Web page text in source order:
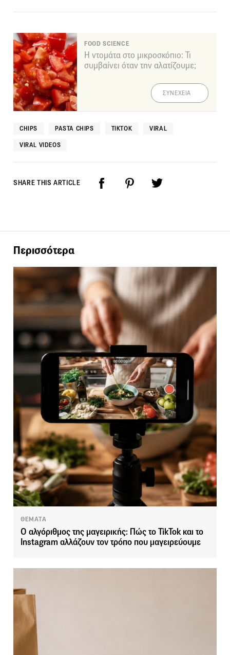
FOOD SCIENCE
Η ντομάτα στο μικροσκόπιο: Τι
συμβαίνει όταν την αλατίζουμε;
ΣΥΝΕΧΕΙΑ
CHIPS PASTA CHIPS TIKTOK VIRAL
VIRAL VIDEOS
SHARE THIS ARTICLE
Περισσότερα
ΘΕΜΑΤΑ
Ο αλγόριθμος της μαγειρικής: Πώς το TikTok και το
Instagram αλλάζουν τον τρόπο που μαγειρεύουμε